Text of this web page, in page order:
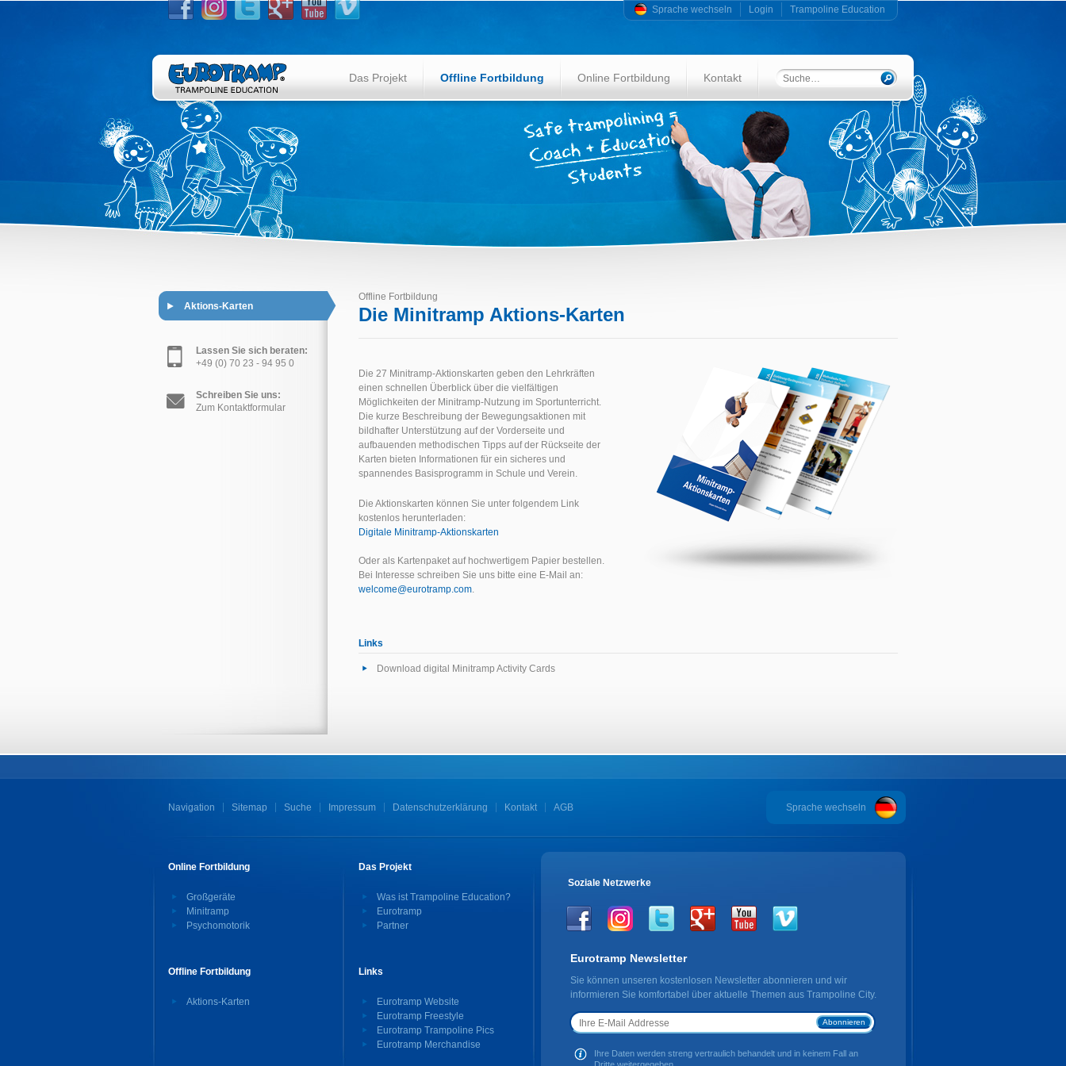
Sprache wechseln Login Trampoline Education
Das Projekt Offline Fortbildung Online Fortbildung Kontakt
Aktions-Karten
Lassen Sie sich beraten:
+49 (0) 70 23 - 94 95 0
Schreiben Sie uns:
Zum Kontaktformular
Offline Fortbildung
Die Minitramp Aktions-Karten
Die 27 Minitramp-Aktionskarten geben den Lehrkräften
einen schnellen Überblick über die vielfältigen
Möglichkeiten der Minitramp-Nutzung im Sportunterricht.
Die kurze Beschreibung der Bewegungsaktionen mit
bildhafter Unterstützung auf der Vorderseite und
aufbauenden methodischen Tipps auf der Rückseite der
Karten bieten Informationen für ein sicheres und
spannendes Basisprogramm in Schule und Verein.
Die Aktionskarten können Sie unter folgendem Link
kostenlos herunterladen:
Digitale Minitramp-Aktionskarten
Oder als Kartenpaket auf hochwertigem Papier bestellen.
Bei Interesse schreiben Sie uns bitte eine E-Mail an:
welcome@eurotramp.com.
Links
Download digital Minitramp Activity Cards
Navigation Sitemap Suche Impressum Datenschutzerklärung Kontakt AGB Sprache wechseln
Online Fortbildung
Großgeräte
Minitramp
Psychomotorik
Offline Fortbildung
Aktions-Karten
Das Projekt
Was ist Trampoline Education?
Eurotramp
Partner
Links
Eurotramp Website
Eurotramp Freestyle
Eurotramp Trampoline Pics
Eurotramp Merchandise
Soziale Netzwerke
Eurotramp Newsletter
Sie können unseren kostenlosen Newsletter abonnieren und wir
informieren Sie komfortabel über aktuelle Themen aus Trampoline City.
Abonnieren
Ihre Daten werden streng vertraulich behandelt und in keinem Fall an